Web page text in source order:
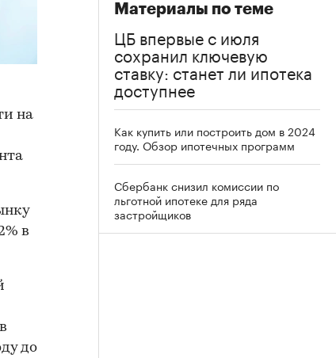
на
в
до
Материалы по теме
ЦБ впервые с июля
сохранил ключевую
ставку: станет ли ипотека
доступнее
Как купить или построить дом в 2024
году. Обзор ипотечных программ
Сбербанк снизил комиссии по
льготной ипотеке для ряда
застройщиков